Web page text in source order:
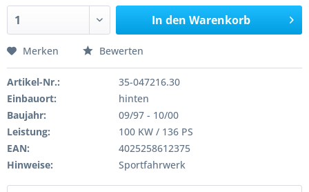
In den Warenkorb
Merken Bewerten
Artikel-Nr.:
35-047216.30
Einbauort:
hinten
Baujahr:
09/97 - 10/00
Leistung:
100 KW / 136 PS
EAN:
4025258612375
Hinweise:
Sportfahrwerk